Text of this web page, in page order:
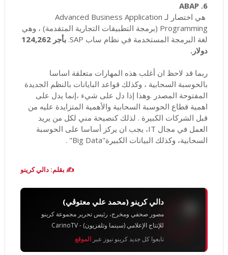
6. ABAP
هي اختصار لـ Advanced Business Application
Programming (برمجة التطبيقات التجارية المتقدمة) ، وهي
لغة البرمجة المستخدمة في نظام ساب SAP.
بأجر 124,262
دولار.
ربما قد لاحظ ان أغلب هذه المهارات متعلقة اساسا
بالحوسبة السحابية ، وكذلك قواعد البايانات بالنظم الجديدة
المفتوحة المصدر .وهذا إذا دل على شيء ،إنما يدل على
اهمية قطاع الحوسبة السحابية والأهمية المتزايدة عليه من
قبل الشركات الكبيرة . لذلك كنصيحة مني لكل من يريد
العمل في مجال IT، يجب ان يركز أساسا على الحوسبة
السحابية، وكذلك البيانات الكبيرة"Big Data" .
✍️ بقلم: دالي كرينو
دالي كرينو (محمد علي معتوڨي)
مصور صحفي ومخرج، رئيس تحرير مجموعة كرينو
للإنتاج الإعلامي (سينما وتلفزيون) - CarinoTV
تابعوا كل جديد كرينو نيوز عبر الموقع